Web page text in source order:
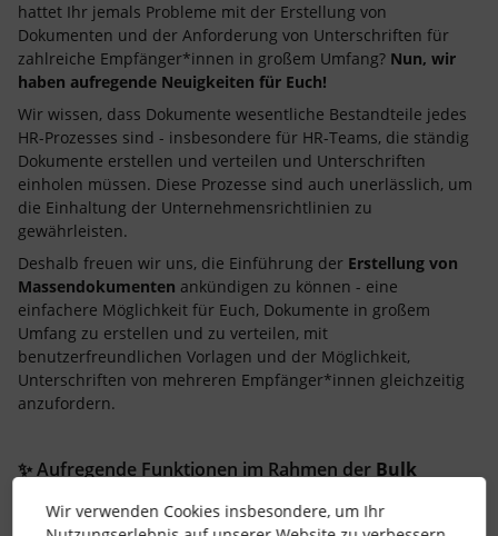
hattet Ihr jemals Probleme mit der Erstellung von
Dokumenten und der Anforderung von Unterschriften für
zahlreiche Empfänger*innen in großem Umfang? Nun, wir
haben aufregende Neuigkeiten für Euch!
Wir wissen, dass Dokumente wesentliche Bestandteile jedes
HR-Prozesses sind - insbesondere für HR-Teams, die ständig
Dokumente erstellen und verteilen und Unterschriften
einholen müssen. Diese Prozesse sind auch unerlässlich, um
die Einhaltung der Unternehmensrichtlinien zu
gewährleisten.
Deshalb freuen wir uns, die Einführung der Erstellung von
Massendokumenten ankündigen zu können - eine
einfachere Möglichkeit für Euch, Dokumente in großem
Umfang zu erstellen und zu verteilen, mit
benutzerfreundlichen Vorlagen und der Möglichkeit,
Unterschriften von mehreren Empfänger*innen gleichzeitig
anzufordern.
✨ Aufregende Funktionen im Rahmen der Bulk
Wir verwenden Cookies insbesondere, um Ihr